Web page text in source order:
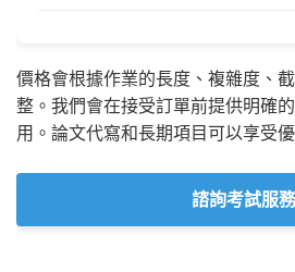
價格會根據作業的長度、複雜度、
整。我們會在接受訂單前提供明確
用。論文代寫和長期項目可以享受
諮詢考試服務